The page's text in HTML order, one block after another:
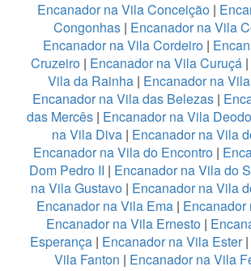
Encanador na Vila Conceição|
Congonhas | Encanador na Vila
Encanador na Vila Cordeiro |
Cruzeiro | Encanador na Vila Curuçá |
Vila da Rainha | Encanador na
Encanador na Vila das Belezas |
das Mercês | Encanador na Vila
na Vila Diva | Encanador na Vila
Encanador na Vila do Encontro |
Dom Pedro II | Encanador na Vila do
na Vila Gustavo | Encanador na Vila
Encanador na Vila Ema | Encanador
Encanador na Vila Ernesto|
Esperança | Encanador na Vila Ester|
Vila Fanton | Encanador na Vila